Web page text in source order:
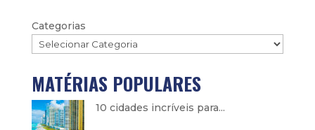
Categorias
MATÉRIAS POPULARES
10 cidades incríveis para...